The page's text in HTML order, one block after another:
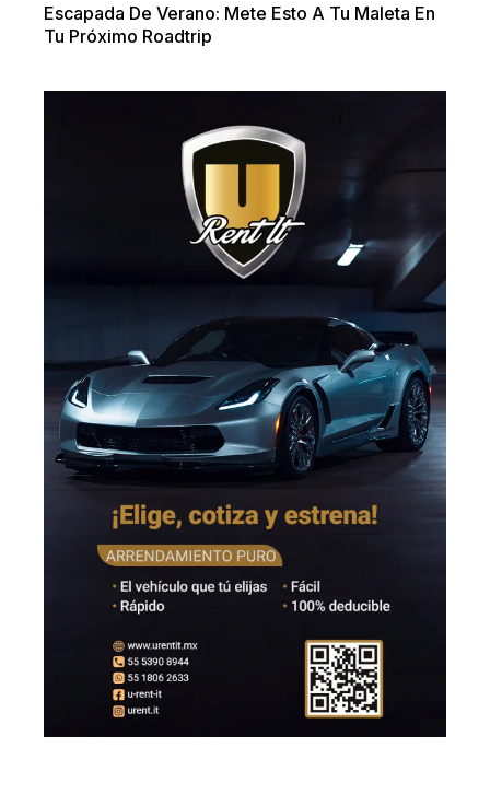
Escapada De Verano: Mete Esto A Tu Maleta En
Tu Próximo Roadtrip